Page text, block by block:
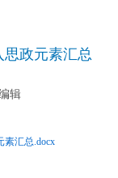
思政元素汇总
辑
素汇总.docx